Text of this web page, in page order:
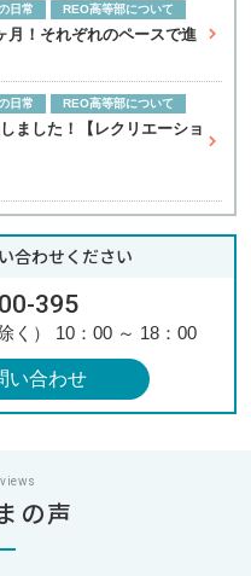
日常 REO高等部について
月！それぞれのペースで進
日常 REO高等部について
ました！【レクリエーショ
合わせください
395
く） 10：00 ～ 18：00
い合わせ
の声